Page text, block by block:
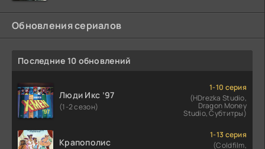
Обновления сериалов
Последние 10 обновлений
Люди Икс ’97
(1-2 сезон)
1-10 серия
(HDrezka Studio,
Dragon Money
Studio, Субтитры)
Крапополис
1-13 серия
(Coldfilm,